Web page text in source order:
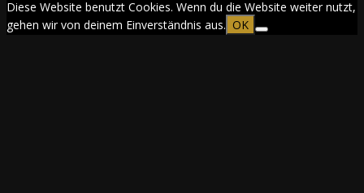
Diese Website benutzt Cookies. Wenn du die Website weiter nutzt,
gehen wir von deinem Einverständnis aus. OK